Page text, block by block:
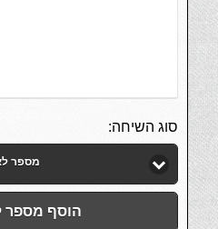
סוג השיחה:
מספר
הוסף מספר